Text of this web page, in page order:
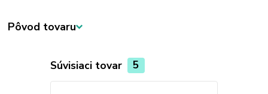
Pôvod tovaru
Súvisiaci tovar 5